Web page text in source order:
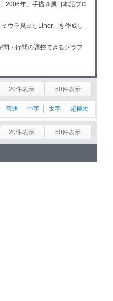
2006年、手描き風日本語プロ
ウラ見出しLiner」を作成し
・行間の調整できるグラフ
20件表示 50件表示
普通 中字 太字 超極太
20件表示 50件表示